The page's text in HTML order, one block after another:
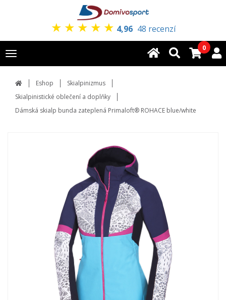
★ ★ ★ ★ ★ 4,96 48 recenzí
Toggle
navigation
0
Eshop
Skialpinizmus
Skialpinistické oblečení a doplňky
Dámská skialp bunda zateplená Primaloft® ROHACE blue/white